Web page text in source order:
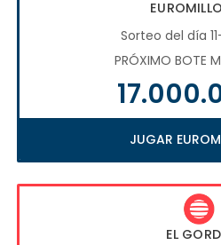
Sorteo del día
PRÓXIMO BOTE
JUGAR
EL